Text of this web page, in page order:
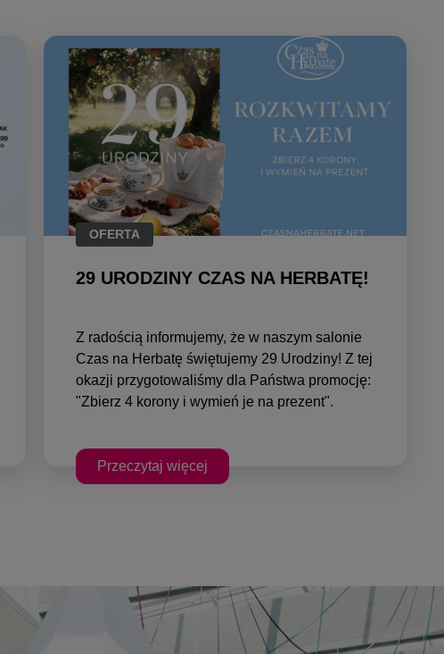
OFERTA
29 URODZINY CZAS NA HERBATĘ!
Z radością informujemy, że w naszym salonie
Czas na Herbatę świętujemy 29 Urodziny! Z tej
okazji przygotowaliśmy dla Państwa promocję:
"Zbierz 4 korony i wymień je na prezent".
Przeczytaj więcej